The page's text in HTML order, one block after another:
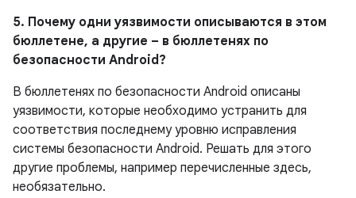
5. Почему одни уязвимости описываются в этом
бюллетене, а другие – в бюллетенях по
безопасности Android?
В бюллетенях по безопасности Android описаны
уязвимости, которые необходимо устранить для
соответствия последнему уровню исправления
системы безопасности Android. Решать для этого
другие проблемы, например перечисленные здесь,
необязательно.